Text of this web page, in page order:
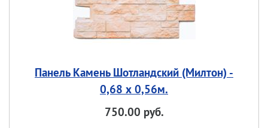
Панель Камень Шотландский (Милтон) -
0,68 х 0,56м.
750.00 руб.